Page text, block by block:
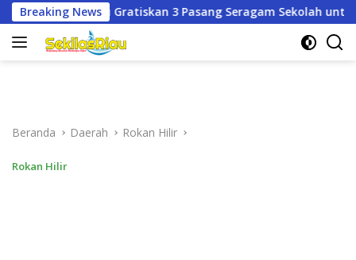
Langsung
ke
konten
Breaking News
3 Pasang Seragam Sekolah untuk Murid Baru SD dan SMP
Beranda Daerah Rokan Hilir
Rokan Hilir